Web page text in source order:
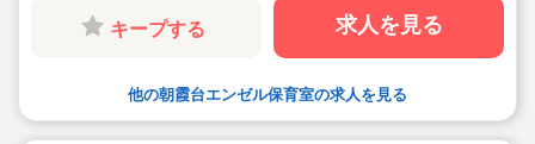
キープする 求人を見る
他の朝霞台エンゼル保育室の求人を見る